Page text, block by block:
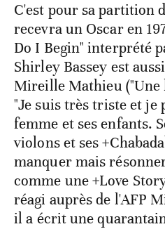
C'est pour sa partition
recevra un Oscar en
Do I Begin" interprété
Shirley Bassey est
Mireille Mathieu ("Une
"Je suis très triste et je
femme et ses enfants.
violons et ses
manquer mais
comme une +Love
réagi auprès de l'AFP
il a écrit une